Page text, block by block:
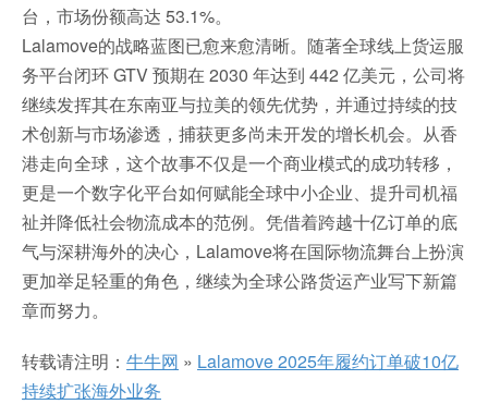
台，市场份额高达 53.1%。
Lalamove的战略蓝图已愈来愈清晰。随著全球线上货运服
务平台闭环 GTV 预期在 2030 年达到 442 亿美元，公司将
继续发挥其在东南亚与拉美的领先优势，并通过持续的技
术创新与市场渗透，捕获更多尚未开发的增长机会。从香
港走向全球，这个故事不仅是一个商业模式的成功转移，
更是一个数字化平台如何赋能全球中小企业、提升司机福
祉并降低社会物流成本的范例。凭借着跨越十亿订单的底
气与深耕海外的决心，Lalamove将在国际物流舞台上扮演
更加举足轻重的角色，继续为全球公路货运产业写下新篇
章而努力。
转载请注明： 牛牛网 » Lalamove 2025年履约订单破10亿
持续扩张海外业务